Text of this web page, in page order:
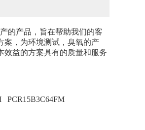
的产品，旨在帮助我们的客
案，为环境测试，臭氧的产
效益的方案具有的质量和服务
PCR15B3C64FM